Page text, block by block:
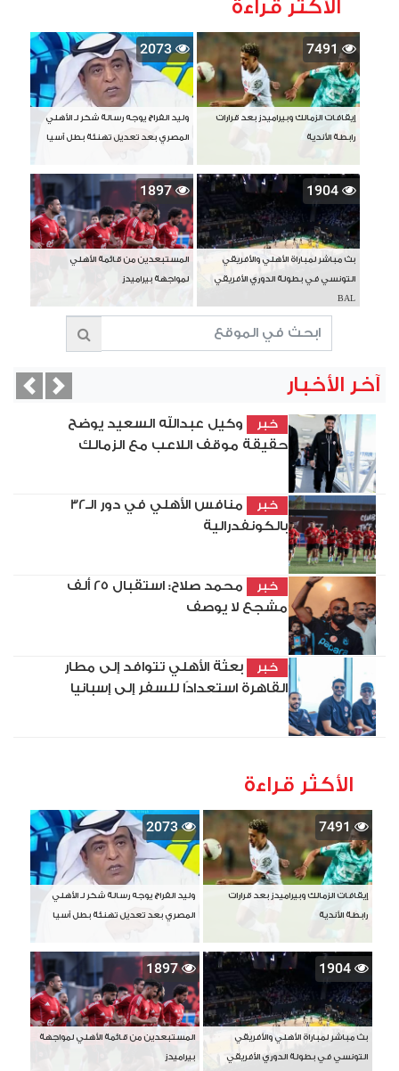
الأكثر قراءة
7491
إيقافات الزمالك وبيراميدز بعد قرارات
رابطة الأندية
2073
وليد الفراج يوجه رسالة شكر لـ الأهلي
المصري بعد تعديل تهنئة بطل آسيا
1904
بث مباشر لمباراة الأهلي والأفريقي
التونسي في بطولة الدوري الأفريقي
BAL
1897
المستبعدين من قائمة الأهلي
لمواجهة بيراميدز
آخر الأخبار
خبر
وكيل عبدالله السعيد يوضح
حقيقة موقف اللاعب مع الزمالك
خبر
منافس الأهلي في دور الـ32
بالكونفدرالية
خبر
محمد صلاح: استقبال 25 ألف
مشجع لا يوصف
خبر
بعثة الأهلي تتوافد إلى مطار
القاهرة استعدادًا للسفر إلى إسبانيا
Next
الأكثر قراءة
7491
إيقافات الزمالك وبيراميدز بعد قرارات
رابطة الأندية
2073
وليد الفراج يوجه رسالة شكر لـ الأهلي
المصري بعد تعديل تهنئة بطل آسيا
1904
بث مباشر لمباراة الأهلي والأفريقي
التونسي في بطولة الدوري الأفريقي
1897
المستبعدين من قائمة الأهلي لمواجهة
بيراميدز